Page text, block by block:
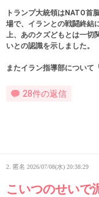
トランプ大統領はNATO首
場で、イランとの戦闘終結
上、あのクズどもとは一切
いとの認識を示しました。
またイラン指導部について
28件の返信
2. 匿名 2026/07/08(水) 20:38:29
こいつのせいで